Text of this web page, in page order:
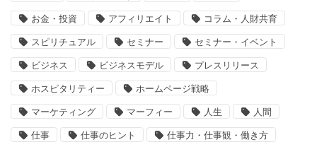
お金・投資 アフィリエイト コラム・人財共育
スピリチュアル セミナー セミナー・イベント
ビジネス ビジネスモデル プレスリリース
ホスピタリティー ホームページ戦略
マーケティング マーフィー 人生 人間
仕事 仕事のヒント 仕事力・仕事観・働き方